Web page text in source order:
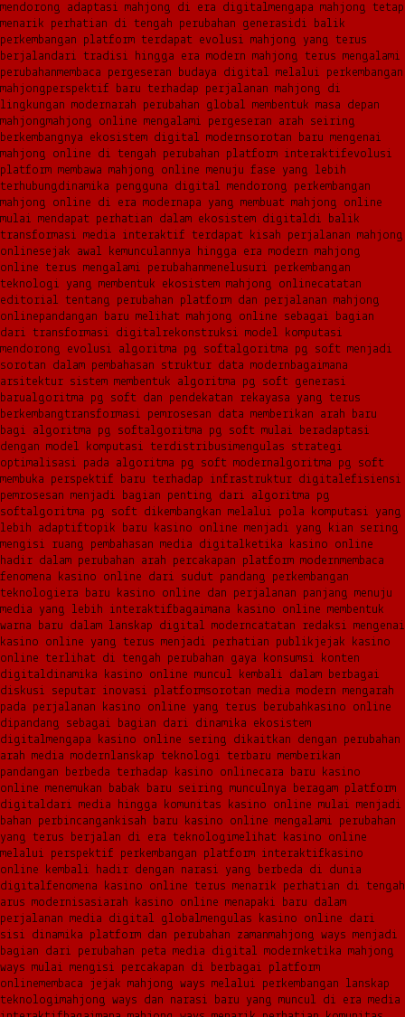
mendorong adaptasi mahjong di era digitalmengapa mahjong tetap
menarik perhatian di tengah perubahan generasidi balik
perkembangan platform terdapat evolusi mahjong yang terus
berjalandari tradisi hingga era modern mahjong terus mengalami
perubahanmembaca pergeseran budaya digital melalui perkembangan
mahjongperspektif baru terhadap perjalanan mahjong di
lingkungan modernarah perubahan global membentuk masa depan
mahjongmahjong online mengalami pergeseran arah seiring
berkembangnya ekosistem digital modernsorotan baru mengenai
mahjong online di tengah perubahan platform interaktifevolusi
platform membawa mahjong online menuju fase yang lebih
terhubungdinamika pengguna digital mendorong perkembangan
mahjong online di era modernapa yang membuat mahjong online
mulai mendapat perhatian dalam ekosistem digitaldi balik
transformasi media interaktif terdapat kisah perjalanan mahjong
onlinesejak awal kemunculannya hingga era modern mahjong
online terus mengalami perubahanmenelusuri perkembangan
teknologi yang membentuk ekosistem mahjong onlinecatatan
editorial tentang perubahan platform dan perjalanan mahjong
onlinepandangan baru melihat mahjong online sebagai bagian
dari transformasi digitalrekonstruksi model komputasi
mendorong evolusi algoritma pg softalgoritma pg soft menjadi
sorotan dalam pembahasan struktur data modernbagaimana
arsitektur sistem membentuk algoritma pg soft generasi
barualgoritma pg soft dan pendekatan rekayasa yang terus
berkembangtransformasi pemrosesan data memberikan arah baru
bagi algoritma pg softalgoritma pg soft mulai beradaptasi
dengan model komputasi terdistribusimengulas strategi
optimalisasi pada algoritma pg soft modernalgoritma pg soft
membuka perspektif baru terhadap infrastruktur digitalefisiensi
pemrosesan menjadi bagian penting dari algoritma pg
softalgoritma pg soft dikembangkan melalui pola komputasi yang
lebih adaptiftopik baru kasino online menjadi yang kian sering
mengisi ruang pembahasan media digitalketika kasino online
hadir dalam perubahan arah percakapan platform modernmembaca
fenomena kasino online dari sudut pandang perkembangan
teknologiera baru kasino online dan perjalanan panjang menuju
media yang lebih interaktifbagaimana kasino online membentuk
warna baru dalam lanskap digital moderncatatan redaksi mengenai
kasino online yang terus menjadi perhatian publikjejak kasino
online terlihat di tengah perubahan gaya konsumsi konten
digitaldinamika kasino online muncul kembali dalam berbagai
diskusi seputar inovasi platformsorotan media modern mengarah
pada perjalanan kasino online yang terus berubahkasino online
dipandang sebagai bagian dari dinamika ekosistem
digitalmengapa kasino online sering dikaitkan dengan perubahan
arah media modernlanskap teknologi terbaru memberikan
pandangan berbeda terhadap kasino onlinecara baru kasino
online menemukan babak baru seiring munculnya beragam platform
digitaldari media hingga komunitas kasino online mulai menjadi
bahan perbincangankisah baru kasino online mengalami perubahan
yang terus berjalan di era teknologimelihat kasino online
melalui perspektif perkembangan platform interaktifkasino
online kembali hadir dengan narasi yang berbeda di dunia
digitalfenomena kasino online terus menarik perhatian di tengah
arus modernisasiarah kasino online menapaki baru dalam
perjalanan media digital globalmengulas kasino online dari
sisi dinamika platform dan perubahan zamanmahjong ways menjadi
bagian dari perubahan peta media digital modernketika mahjong
ways mulai mengisi percakapan di berbagai platform
onlinemembaca jejak mahjong ways melalui perkembangan lanskap
teknologimahjong ways dan narasi baru yang muncul di era media